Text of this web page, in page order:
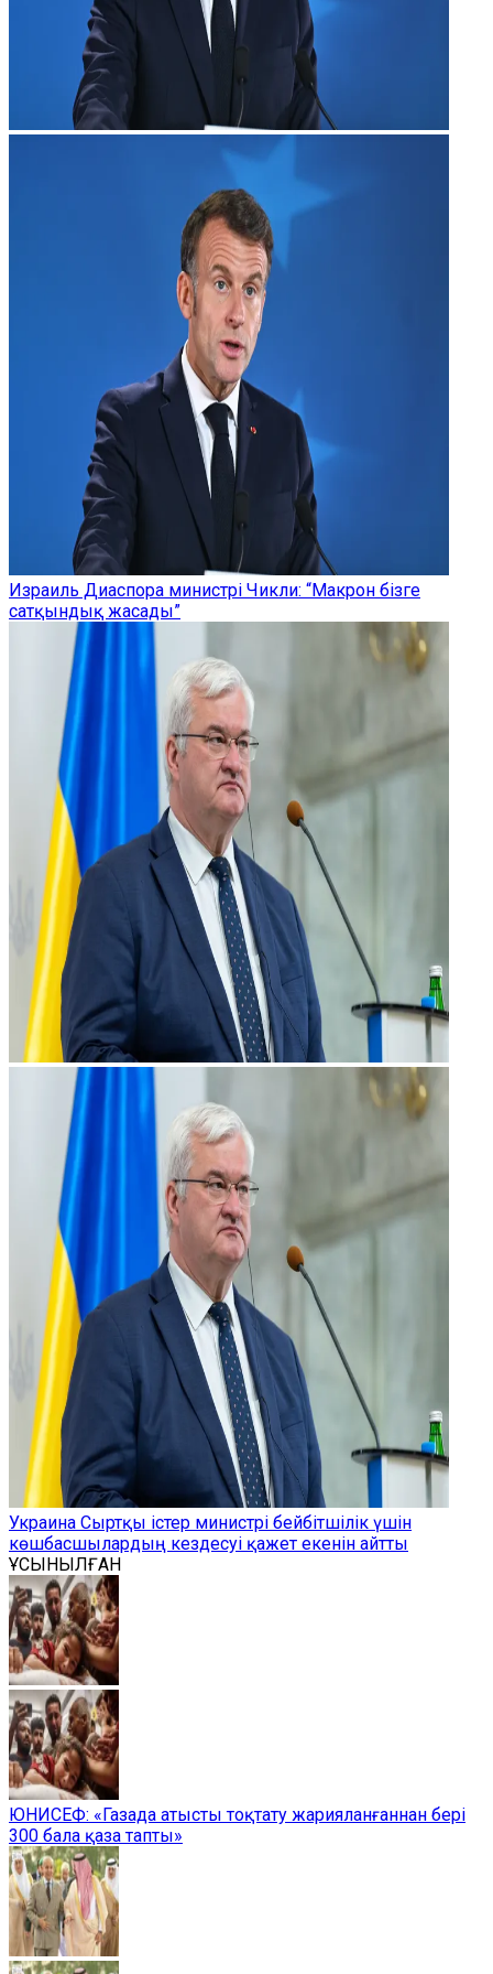
Израиль Диаспора министрі Чикли: “Макрон бізге
сатқындық жасады”
Украина Сыртқы істер министрі бейбітшілік үшін
көшбасшылардың кездесуі қажет екенін айтты
ҰСЫНЫЛҒАН
ЮНИСЕФ: «Газада атысты тоқтату жарияланғаннан бері
300 бала қаза тапты»